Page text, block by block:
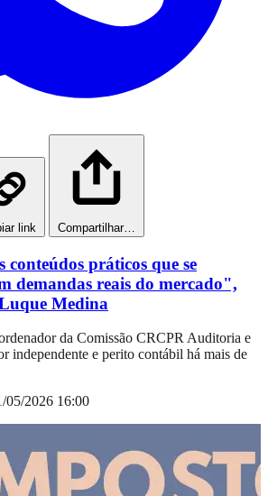
link Compartilhar…
conteúdos práticos que se
demandas reais do mercado",
Medina
da Comissão CRCPR Auditoria e
independente e perito contábil há mais de
05/2026 16:00